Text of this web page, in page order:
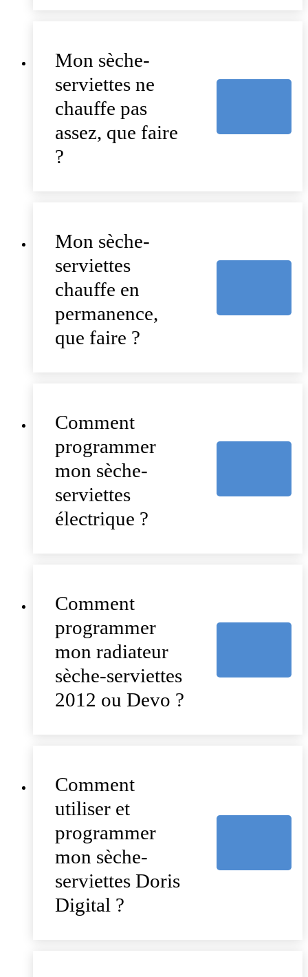
Mon sèche-
serviettes ne
chauffe pas
assez, que faire
?
Mon sèche-
serviettes
chauffe en
permanence,
que faire ?
Comment
programmer
mon sèche-
serviettes
électrique ?
Comment
programmer
mon radiateur
sèche-serviettes
2012 ou Devo ?
Comment
utiliser et
programmer
mon sèche-
serviettes Doris
Digital ?